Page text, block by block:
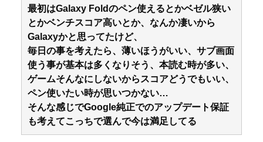
最初はGalaxy Foldのペン使えるとかベゼル狭い
とかベンチスコア高いとか、なんか凄いから
Galaxyかと思ってたけど、
毎日の事を考えたら、薄いほうがいい、サブ画面
使う事が基本は多くなりそう、本読む時が多い、
ゲームそんなにしないからスコアどうでもいい、
ペン使いたい時が思いつかない…
そんな感じでGoogle純正でのアップデート保証
も考えてこっちで選んで今は満足してる